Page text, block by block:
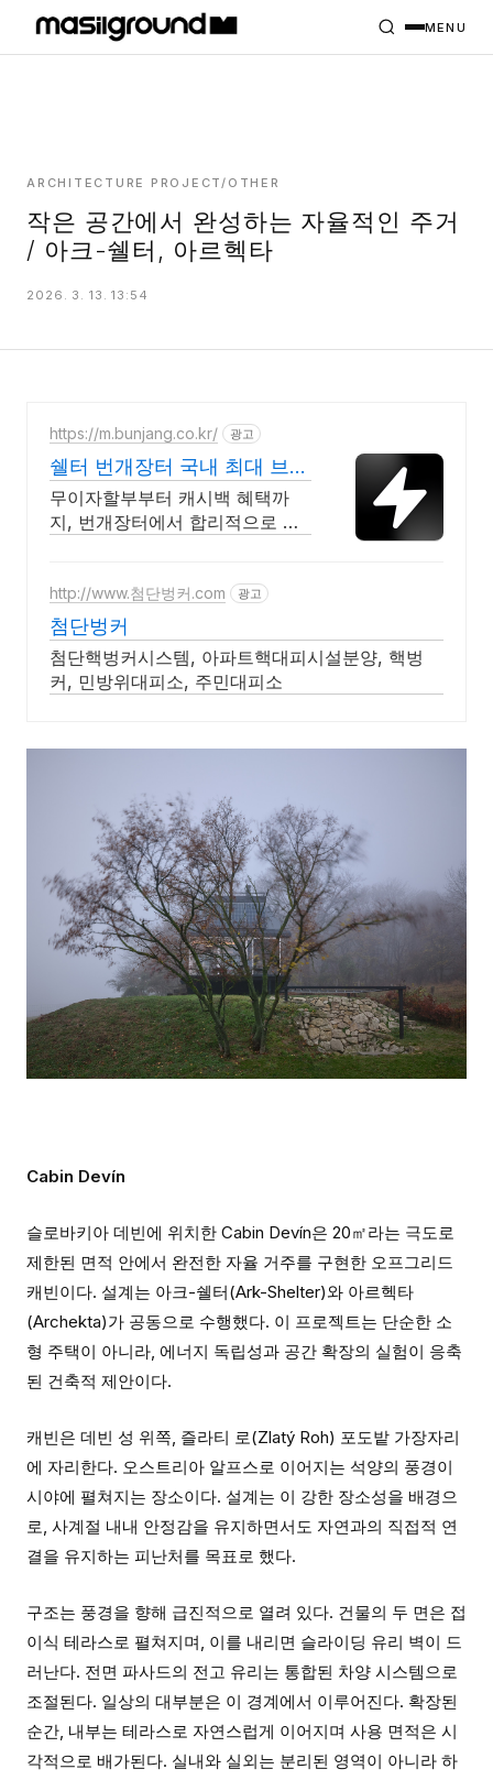
PROJECTS
MASILWIDE
MENU
ARCHITECTURE PROJECT/OTHER
작은 공간에서 완성하는 자율적인 주거
/ 아크-쉘터, 아르헥타
2026. 3. 13. 13:54
https://m.bunjang.co.kr/ 광고
쉘터 번개장터 국내 최대 브랜
드 중고거래
무이자할부부터 캐시백 혜택까
지, 번개장터에서 합리적으로 중
만 개 이상의 신규 상품 업로드
http://www.첨단벙커.com 광고
첨단벙커
첨단핵벙커시스템, 아파트핵대피시설분양, 핵벙
커, 민방위대피소, 주민대피소
Cabin Devín
슬로바키아 데빈에 위치한 Cabin Devín은 20㎡라는 극도로
제한된 면적 안에서 완전한 자율 거주를 구현한 오프그리드
캐빈이다. 설계는 아크-쉘터(Ark-Shelter)와 아르헥타
(Archekta)가 공동으로 수행했다. 이 프로젝트는 단순한 소
형 주택이 아니라, 에너지 독립성과 공간 확장의 실험이 응축
된 건축적 제안이다.
캐빈은 데빈 성 위쪽, 즐라티 로(Zlatý Roh) 포도밭 가장자리
에 자리한다. 오스트리아 알프스로 이어지는 석양의 풍경이
시야에 펼쳐지는 장소이다. 설계는 이 강한 장소성을 배경으
로, 사계절 내내 안정감을 유지하면서도 자연과의 직접적 연
결을 유지하는 피난처를 목표로 했다.
구조는 풍경을 향해 급진적으로 열려 있다. 건물의 두 면은 접
이식 테라스로 펼쳐지며, 이를 내리면 슬라이딩 유리 벽이 드
러난다. 전면 파사드의 전고 유리는 통합된 차양 시스템으로
조절된다. 일상의 대부분은 이 경계에서 이루어진다. 확장된
순간, 내부는 테라스로 자연스럽게 이어지며 사용 면적은 시
각적으로 배가된다. 실내와 실외는 분리된 영역이 아니라 하